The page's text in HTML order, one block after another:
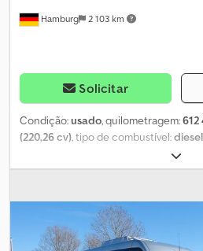
Hamburg 2 103 km
Solicitar
Condição:usado, quilometragem:612
(220,26 cv), tipo de combustível:diesel
11/2006
06/2026, classe de emissão:Euro 3,
,
Equipamento:ABS, aquecedor
programa eletrónico de estabilidade
proveniente do primeiro proprietário,